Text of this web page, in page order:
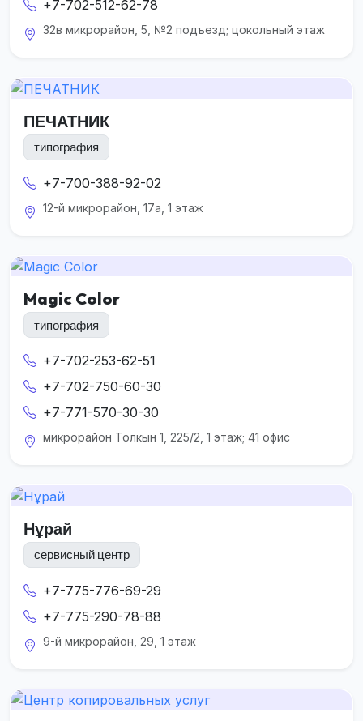
+7-702-512-62-78
32в микрорайон, 5, №2 подъезд; цокольный этаж
ПЕЧАТНИК
типография
+7-700-388-92-02
12-й микрорайон, 17а, 1 этаж
Magic Color
типография
+7-702-253-62-51
+7-702-750-60-30
+7-771-570-30-30
микрорайон Толкын 1, 225/2, 1 этаж; 41 офис
Нұрай
сервисный центр
+7-775-776-69-29
+7-775-290-78-88
9-й микрорайон, 29, 1 этаж